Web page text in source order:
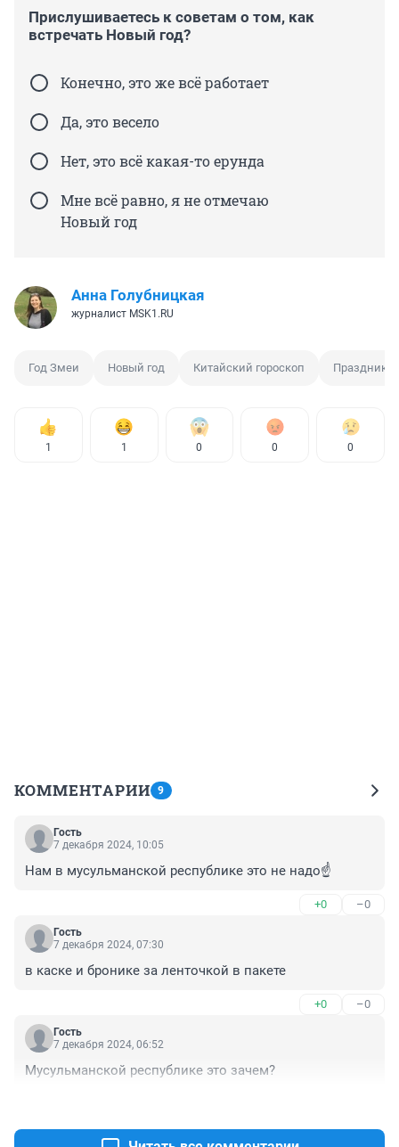
Прислушиваетесь к советам о том, как
встречать Новый год?
Конечно, это же всё работает
Да, это весело
Нет, это всё какая-то ерунда
Мне всё равно, я не отмечаю
Новый год
Анна Голубницкая
журналист MSK1.RU
Год Змеи Новый год Китайский гороскоп Праздник
1 1 0 0 0
КОММЕНТАРИИ 9
Гость
7 декабря 2024, 10:05
Нам в мусульманской республике это не надо☝️
+0 –0
Гость
7 декабря 2024, 07:30
в каске и бронике за ленточкой в пакете
+0 –0
Гость
7 декабря 2024, 06:52
Мусульманской республике это зачем?